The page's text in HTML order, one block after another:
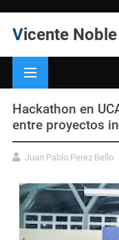
Vicente
Hackathon en
entre proyectos
Juan Pablo Perez Bello